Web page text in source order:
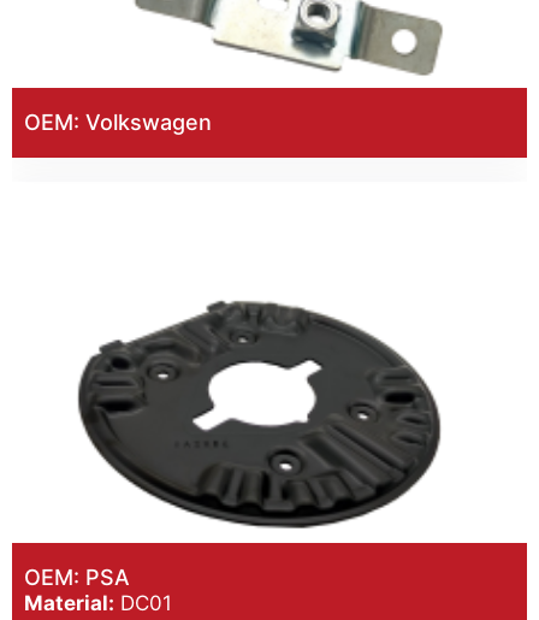
OEM: Volkswagen
OEM: PSA
Material: DC01